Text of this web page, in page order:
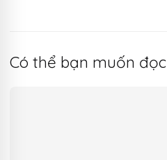
Có thể bạn muốn đọc